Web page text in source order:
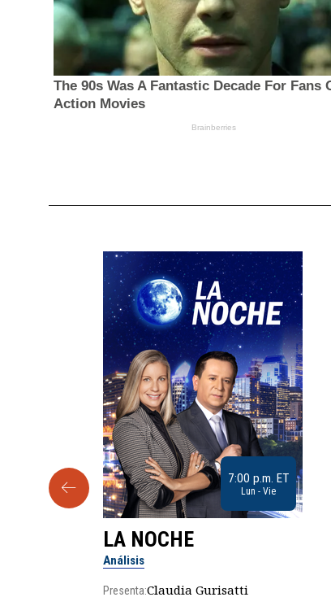
9:30 a.m. ET 7:00 p.m. ET
Lun - Vie
LA NOCHE
Análisis
Presenta:Claudia Gurisatti